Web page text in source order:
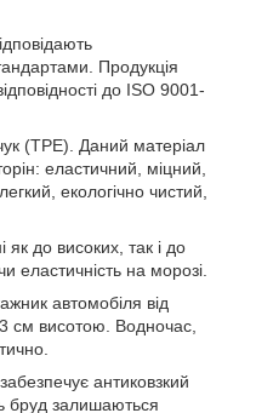
Продукція
до ISO 9001-
(ТРЕ). Даний матеріал
еластичний, міцний,
екологічно чистий,
до високих, так і до
еластичність на морозі.
автомобіля від
см висотою. Водночас,
антиковзкий
бруд залишаються